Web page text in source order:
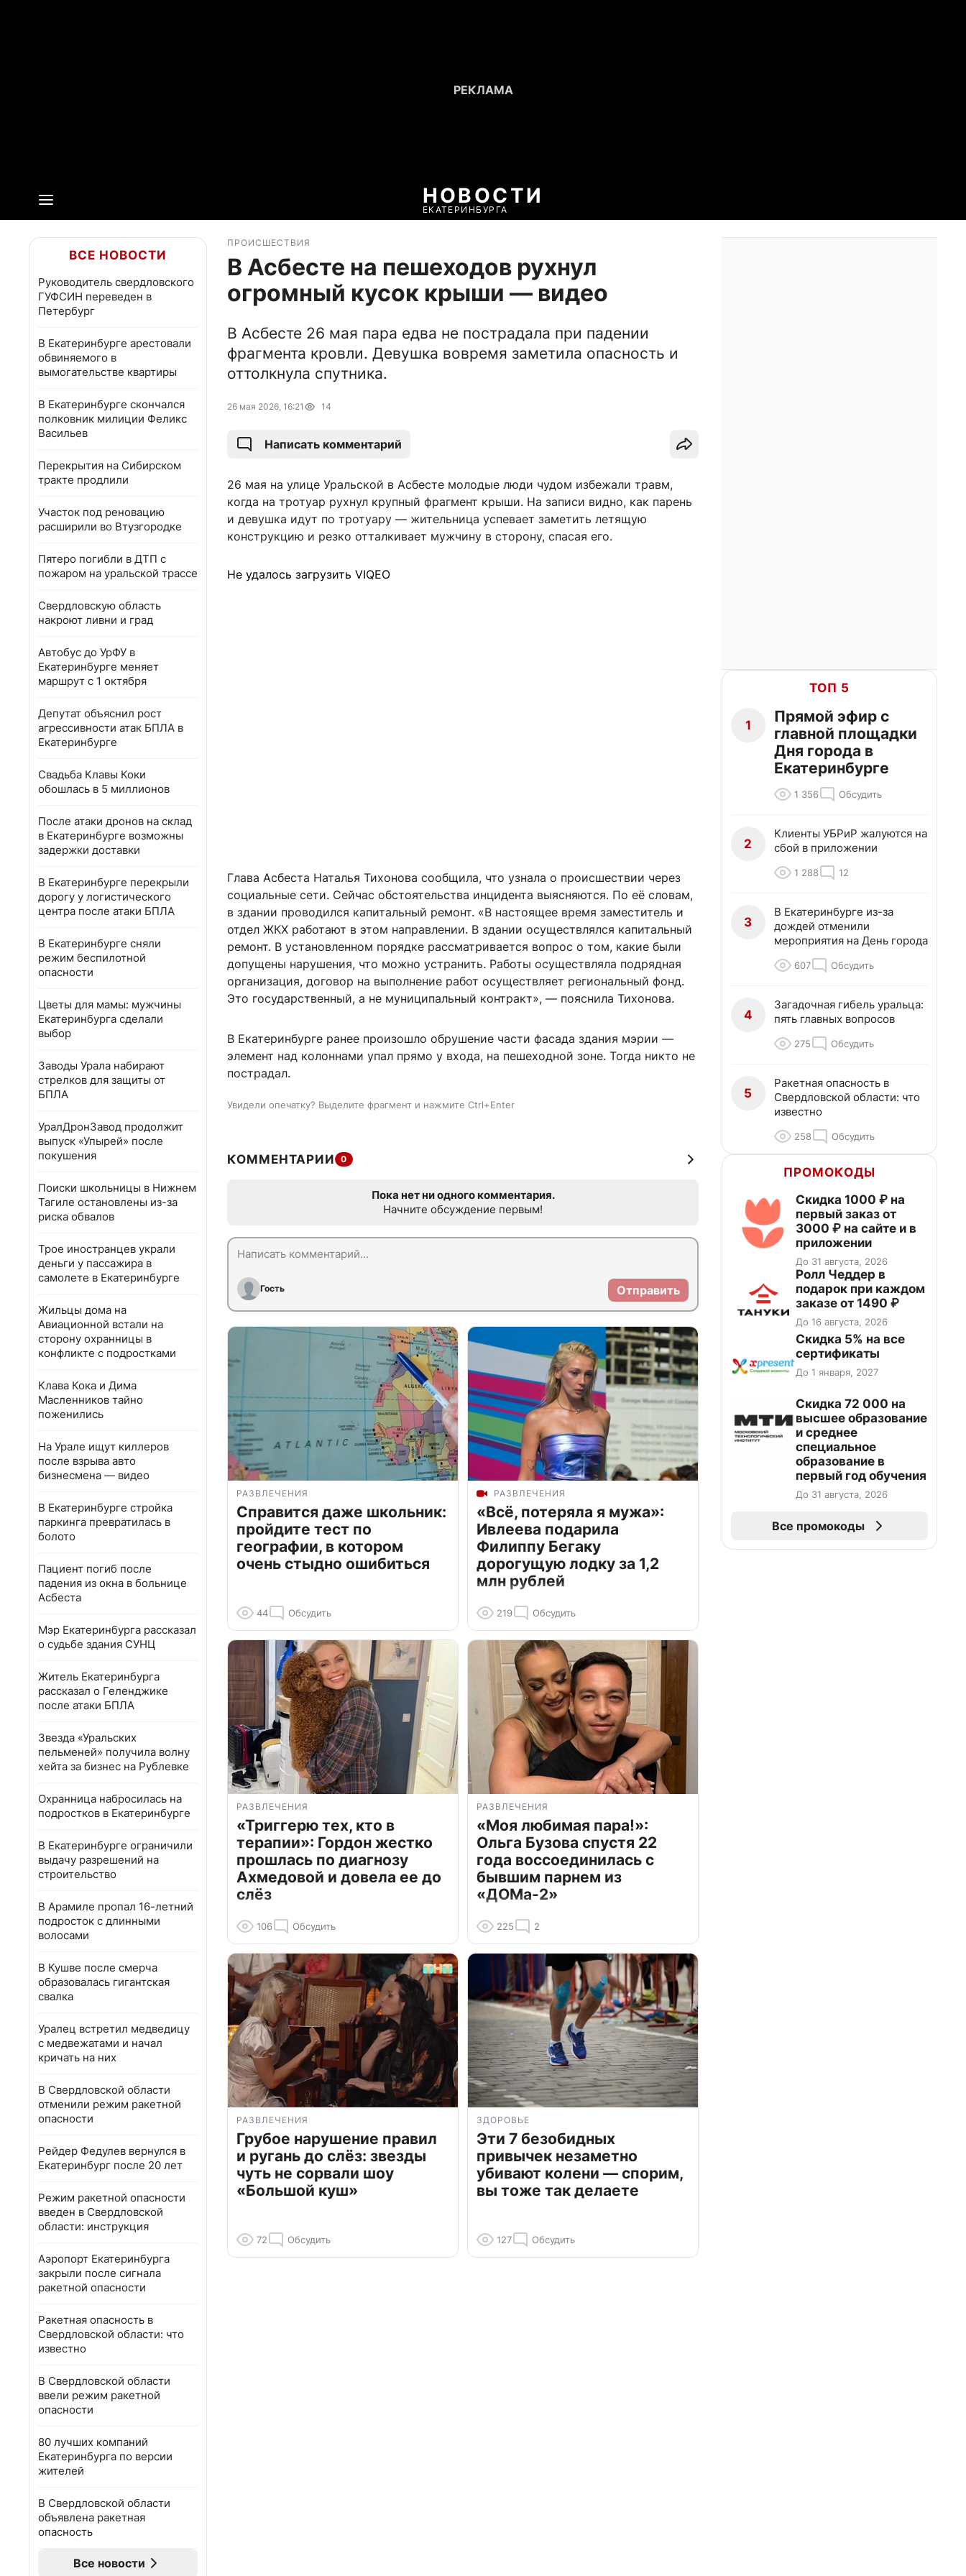
НОВОСТИ
ЕКАТЕРИНБУРГА
ВСЕ НОВОСТИ
Руководитель свердловского
ГУФСИН переведен в
Петербург
В Екатеринбурге арестовали
обвиняемого в
вымогательстве квартиры
В Екатеринбурге скончался
полковник милиции Феликс
Васильев
Перекрытия на Сибирском
тракте продлили
Участок под реновацию
расширили во Втузгородке
Пятеро погибли в ДТП с
пожаром на уральской трассе
Свердловскую область
накроют ливни и град
Автобус до УрФУ в
Екатеринбурге меняет
маршрут с 1 октября
Депутат объяснил рост
агрессивности атак БПЛА в
Екатеринбурге
Свадьба Клавы Коки
обошлась в 5 миллионов
После атаки дронов на склад
в Екатеринбурге возможны
задержки доставки
В Екатеринбурге перекрыли
дорогу у логистического
центра после атаки БПЛА
В Екатеринбурге сняли
режим беспилотной
опасности
Цветы для мамы: мужчины
Екатеринбурга сделали
выбор
Заводы Урала набирают
стрелков для защиты от
БПЛА
УралДронЗавод продолжит
выпуск «Упырей» после
покушения
Поиски школьницы в Нижнем
Тагиле остановлены из-за
риска обвалов
Трое иностранцев украли
деньги у пассажира в
самолете в Екатеринбурге
Жильцы дома на
Авиационной встали на
сторону охранницы в
конфликте с подростками
Клава Кока и Дима
Масленников тайно
поженились
На Урале ищут киллеров
после взрыва авто
бизнесмена — видео
В Екатеринбурге стройка
паркинга превратилась в
болото
Пациент погиб после
падения из окна в больнице
Асбеста
Мэр Екатеринбурга рассказал
о судьбе здания СУНЦ
Житель Екатеринбурга
рассказал о Геленджике
после атаки БПЛА
Звезда «Уральских
пельменей» получила волну
хейта за бизнес на Рублевке
Охранница набросилась на
подростков в Екатеринбурге
В Екатеринбурге ограничили
выдачу разрешений на
строительство
В Арамиле пропал 16-летний
подросток с длинными
волосами
В Кушве после смерча
образовалась гигантская
свалка
Уралец встретил медведицу
с медвежатами и начал
кричать на них
В Свердловской области
отменили режим ракетной
опасности
Рейдер Федулев вернулся в
Екатеринбург после 20 лет
Режим ракетной опасности
введен в Свердловской
области: инструкция
Аэропорт Екатеринбурга
закрыли после сигнала
ракетной опасности
Ракетная опасность в
Свердловской области: что
известно
В Свердловской области
ввели режим ракетной
опасности
80 лучших компаний
Екатеринбурга по версии
жителей
В Свердловской области
объявлена ракетная
опасность
Все новости
ПРОИСШЕСТВИЯ
В Асбесте на пешеходов рухнул
огромный кусок крыши — видео
В Асбесте 26 мая пара едва не пострадала при падении
фрагмента кровли. Девушка вовремя заметила опасность и
оттолкнула спутника.
26 мая 2026, 16:21 14
Написать комментарий
26 мая на улице Уральской в Асбесте молодые люди чудом избежали травм,
когда на тротуар рухнул крупный фрагмент крыши. На записи видно, как парень
и девушка идут по тротуару — жительница успевает заметить летящую
конструкцию и резко отталкивает мужчину в сторону, спасая его.
Не удалось загрузить VIQEO
Глава Асбеста Наталья Тихонова сообщила, что узнала о происшествии через
социальные сети. Сейчас обстоятельства инцидента выясняются. По её словам,
в здании проводился капитальный ремонт. «В настоящее время заместитель и
отдел ЖКХ работают в этом направлении. В здании осуществлялся капитальный
ремонт. В установленном порядке рассматривается вопрос о том, какие были
допущены нарушения, что можно устранить. Работы осуществляла подрядная
организация, договор на выполнение работ осуществляет региональный фонд.
Это государственный, а не муниципальный контракт», — пояснила Тихонова.
В Екатеринбурге ранее произошло обрушение части фасада здания мэрии —
элемент над колоннами упал прямо у входа, на пешеходной зоне. Тогда никто не
пострадал.
Увидели опечатку? Выделите фрагмент и нажмите Ctrl+Enter
КОММЕНТАРИИ 0
Пока нет ни одного комментария.
Начните обсуждение первым!
Гость Отправить
РАЗВЛЕЧЕНИЯ
Справится даже школьник:
пройдите тест по
географии, в котором
очень стыдно ошибиться
44 Обсудить
РАЗВЛЕЧЕНИЯ
«Всё, потеряла я мужа»:
Ивлеева подарила
Филиппу Бегаку
дорогущую лодку за 1,2
млн рублей
219 Обсудить
РАЗВЛЕЧЕНИЯ
«Триггерю тех, кто в
терапии»: Гордон жестко
прошлась по диагнозу
Ахмедовой и довела ее до
слёз
106 Обсудить
РАЗВЛЕЧЕНИЯ
«Моя любимая пара!»:
Ольга Бузова спустя 22
года воссоединилась с
бывшим парнем из
«ДОМа-2»
225 2
РАЗВЛЕЧЕНИЯ
Грубое нарушение правил
и ругань до слёз: звезды
чуть не сорвали шоу
«Большой куш»
72 Обсудить
ЗДОРОВЬЕ
Эти 7 безобидных
привычек незаметно
убивают колени — спорим,
вы тоже так делаете
127 Обсудить
ТОП 5
1
Прямой эфир с
главной площадки
Дня города в
Екатеринбурге
1 356 Обсудить
2
Клиенты УБРиР жалуются на
сбой в приложении
1 288 12
3
В Екатеринбурге из-за
дождей отменили
мероприятия на День города
607 Обсудить
4
Загадочная гибель уральца:
пять главных вопросов
275 Обсудить
5
Ракетная опасность в
Свердловской области: что
известно
258 Обсудить
ПРОМОКОДЫ
Скидка 1000 ₽ на
первый заказ от
3000 ₽ на сайте и в
приложении
До 31 августа, 2026
Ролл Чеддер в
подарок при каждом
заказе от 1490 ₽
До 16 августа, 2026
Скидка 5% на все
сертификаты
До 1 января, 2027
Скидка 72 000 на
высшее образование
и среднее
специальное
образование в
первый год обучения
До 31 августа, 2026
Все промокоды